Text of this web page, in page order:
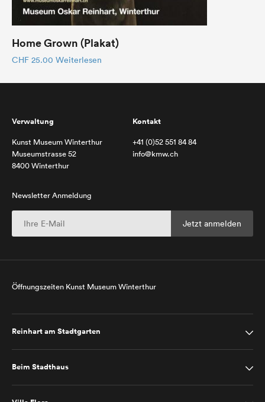
Home Grown (Plakat)
CHF 25.00 Weiterlesen
Verwaltung
Kunst Museum Winterthur
Museumstrasse 52
8400 Winterthur
Kontakt
+41 (0)52 551 84 84
info@kmw.ch
Newsletter Anmeldung
Öffnungszeiten Kunst Museum Winterthur
Reinhart am Stadtgarten
Beim Stadthaus